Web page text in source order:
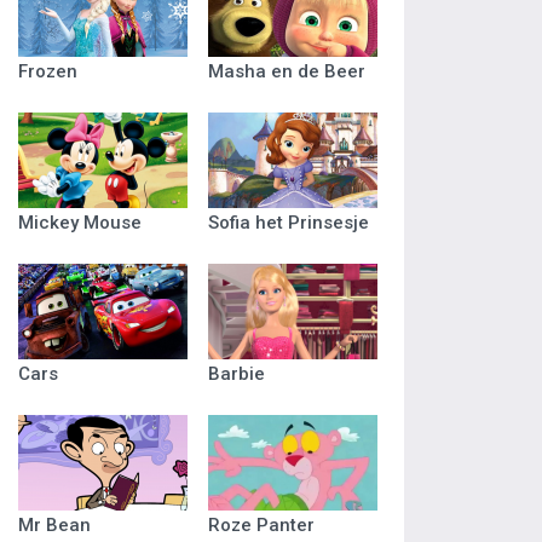
Frozen Masha en de Beer
Mickey Mouse Sofia het Prinsesje
Cars Barbie
Mr Bean Roze Panter